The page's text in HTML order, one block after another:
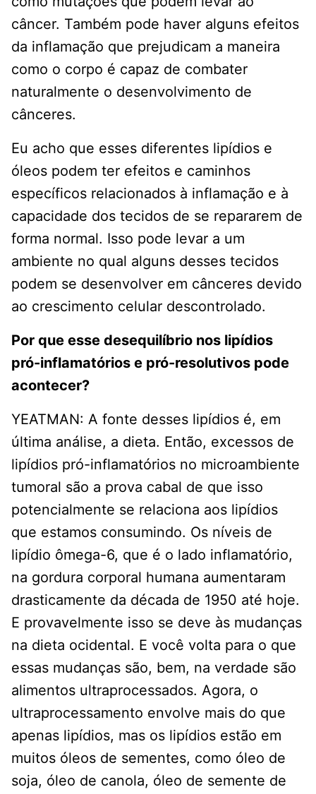
câncer. Também pode haver alguns efeitos
da inflamação que prejudicam a maneira
como o corpo é capaz de combater
naturalmente o desenvolvimento de
cânceres.
Eu acho que esses diferentes lipídios e
óleos podem ter efeitos e caminhos
específicos relacionados à inflamação e à
capacidade dos tecidos de se repararem de
forma normal. Isso pode levar a um
ambiente no qual alguns desses tecidos
podem se desenvolver em cânceres devido
ao crescimento celular descontrolado.
Por que esse desequilíbrio nos lipídios
pró-inflamatórios e pró-resolutivos pode
acontecer?
YEATMAN: A fonte desses lipídios é, em
última análise, a dieta. Então, excessos de
lipídios pró-inflamatórios no microambiente
tumoral são a prova cabal de que isso
potencialmente se relaciona aos lipídios
que estamos consumindo. Os níveis de
lipídio ômega-6, que é o lado inflamatório,
na gordura corporal humana aumentaram
drasticamente da década de 1950 até hoje.
E provavelmente isso se deve às mudanças
na dieta ocidental. E você volta para o que
essas mudanças são, bem, na verdade são
alimentos ultraprocessados. Agora, o
ultraprocessamento envolve mais do que
apenas lipídios, mas os lipídios estão em
muitos óleos de sementes, como óleo de
soja, óleo de canola, óleo de semente de